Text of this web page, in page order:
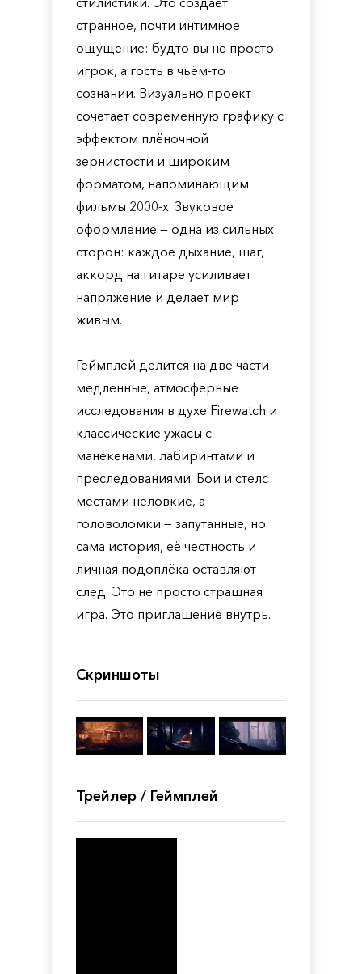
странное, почти интимное
ощущение: будто вы не просто
игрок, а гость в чьём-то
сознании. Визуально проект
сочетает современную графику с
эффектом плёночной
зернистости и широким
форматом, напоминающим
фильмы 2000-х. Звуковое
оформление — одна из сильных
сторон: каждое дыхание, шаг,
аккорд на гитаре усиливает
напряжение и делает мир
живым.
Геймплей делится на две части:
медленные, атмосферные
исследования в духе Firewatch и
классические ужасы с
манекенами, лабиринтами и
преследованиями. Бои и стелс
местами неловкие, а
головоломки — запутанные, но
сама история, её честность и
личная подоплёка оставляют
след. Это не просто страшная
игра. Это приглашение внутрь.
Скриншоты
Трейлер / Геймплей